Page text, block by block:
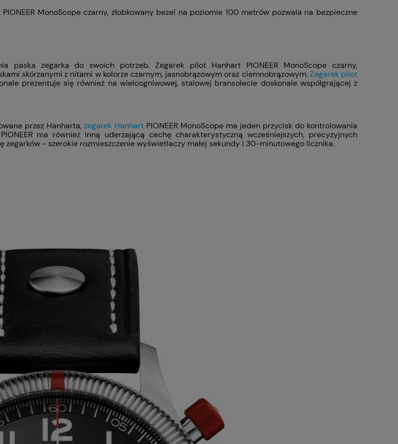
MonoScope czarny, żłobkowany bezel na poziomie 100 metrów pozwala na bezpieczne
paska zegarka do swoich potrzeb. Zegarek pilot Hanhart PIONEER MonoScope czarny,
skórzanymi z nitami w kolorze czarnym, jasnobrązowym oraz ciemnobrązowym.Zegarek pilot
prezentuje się również na wieloogniwowej, stalowej bransolecie doskonale współgrającej z
przez Hanharta,zegarek Hanhart PIONEER MonoScope ma jeden przycisk do kontrolowania
ma również inną uderzającą cechę charakterystyczną wcześniejszych, precyzyjnych
- szerokie rozmieszczenie wyświetlaczy małej sekundy i 30-minutowego licznika.